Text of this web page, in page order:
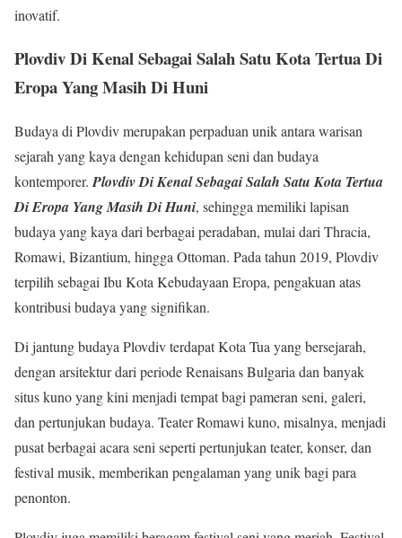
inovatif.
Plovdiv Di Kenal Sebagai Salah Satu Kota Tertua Di
Eropa Yang Masih Di Huni
Budaya di Plovdiv merupakan perpaduan unik antara warisan
sejarah yang kaya dengan kehidupan seni dan budaya
kontemporer. Plovdiv DiKenal Sebagai Salah Satu Kota Tertua
Di Eropa Yang Masih DiHuni, sehingga memiliki lapisan
budaya yang kaya dari berbagai peradaban, mulai dari Thracia,
Romawi, Bizantium, hingga Ottoman. Pada tahun 2019, Plovdiv
terpilih sebagai Ibu Kota Kebudayaan Eropa, pengakuan atas
kontribusi budaya yang signifikan.
Di jantung budaya Plovdiv terdapat Kota Tua yang bersejarah,
dengan arsitektur dari periode Renaisans Bulgaria dan banyak
situs kuno yang kini menjadi tempat bagi pameran seni, galeri,
dan pertunjukan budaya. Teater Romawi kuno, misalnya, menjadi
pusat berbagai acara seni seperti pertunjukan teater, konser, dan
festival musik, memberikan pengalaman yang unik bagi para
penonton.